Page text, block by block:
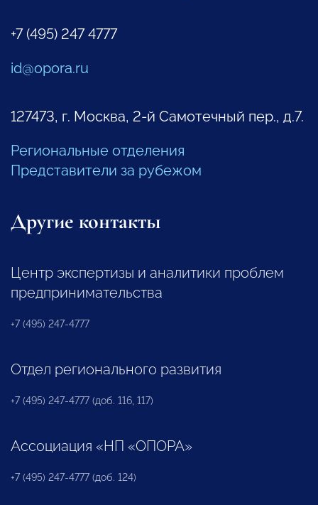
+7 (495) 247 4777
id@opora.ru
127473, г. Москва, 2-й Самотечный пер., д.7.
Региональные отделения
Представители за рубежом
Другие контакты
Центр экспертизы и аналитики проблем
предпринимательства
+7 (495) 247-4777
Отдел регионального развития
+7 (495) 247-4777 (доб. 116, 117)
Ассоциация «НП «ОПОРА»
+7 (495) 247-4777 (доб. 124)